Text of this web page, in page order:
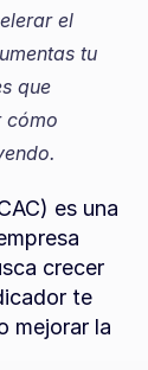
el
tu
que
cómo
es una
crecer
te
mejorar la